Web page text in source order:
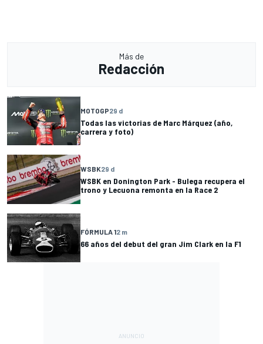
Más de
Redacción
MOTOGP29 d
Todas las victorias de Marc Márquez (año,
carrera y foto)
WSBK29 d
WSBK en Donington Park - Bulega recupera el
trono y Lecuona remonta en la Race 2
FÓRMULA 12 m
66 años del debut del gran Jim Clark en la F1